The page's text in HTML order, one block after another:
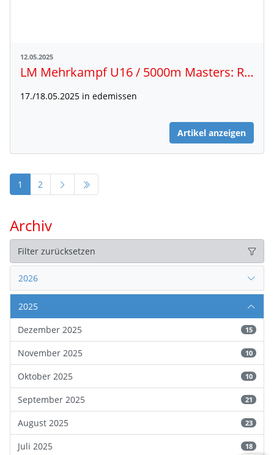
12.05.2025
LM Mehrkampf U16 / 5000m Masters: Rahmenzeitplan, Riegeneinteilung, Live-Ergebnisse
17./18.05.2025 in edemissen
Artikel anzeigen
1 2
Archiv
Filter zurücksetzen
2026
2025
Dezember 2025
15
November 2025 10
Oktober 2025 10
September 2025 21
August 2025 23
Juli 2025 18